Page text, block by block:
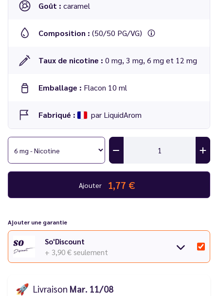
Goût : caramel
Composition : (50/50 PG/VG)
Taux de nicotine : 0 mg, 3 mg, 6 mg et 12 mg
Emballage : Flacon 10 ml
Fabriqué : par LiquidArom
Ajouter 1,77 €
Ajouter une garantie
So'Discount
+ 3,90 € seulement
🚀 Livraison Mar. 11/08